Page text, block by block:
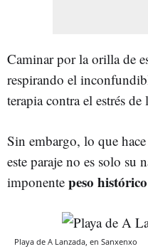
Caminar por la orilla de
respirando el
terapia contra el estrés
Sin embargo, lo que
este paraje no es solo su
imponente peso histórico
Playa de A Lanzada, en Sanxenxo